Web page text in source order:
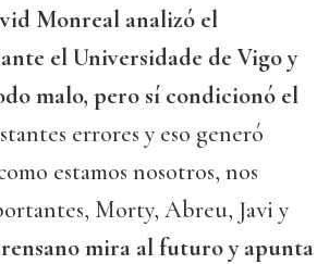
Monreal analizó el
el Universidade de Vigo y
malo, pero sí condicionó el
errores y eso generó
estamos nosotros, nos
Morty, Abreu, Javi y
mira al futuro y apunta